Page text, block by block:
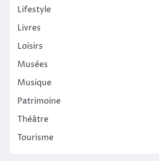
Lifestyle
Livres
Loisirs
Musées
Musique
Patrimoine
Théâtre
Tourisme